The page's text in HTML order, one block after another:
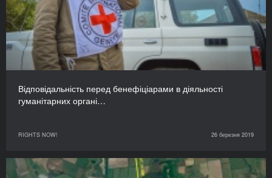
Відповідальність перед бенефіціарами в діяльності
гуманітарних органі…
RIGHTS NOW! 26 березня 2019